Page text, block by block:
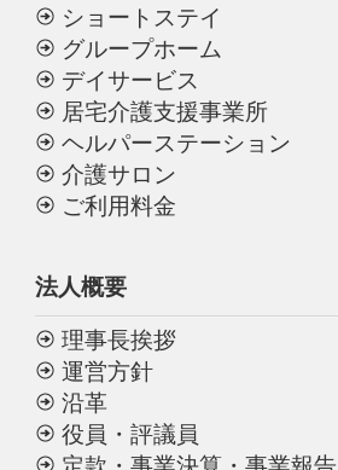
ショートステイ
グループホーム
デイサービス
居宅介護支援事業所
ヘルパーステーション
介護サロン
ご利用料金
法人概要
理事長挨拶
運営方針
沿革
役員・評議員